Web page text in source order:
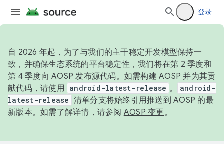
登录
自 2026 年起，为了与我们的主干稳定开发模型保持一
致，并确保生态系统的平台稳定性，我们将在第 2 季度和
第 4 季度向 AOSP 发布源代码。如需构建 AOSP 并为其贡
献代码，请使用 android-latest-release 。
android-
latest-release 清单分支将始终引用推送到 AOSP 的最
新版本。如需了解详情，请参阅 AOSP 变更。